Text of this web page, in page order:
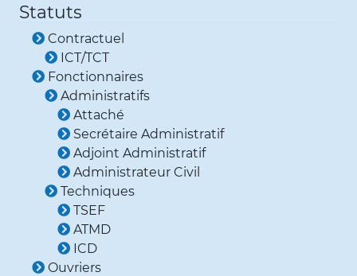
Statuts
Contractuel
ICT/TCT
Fonctionnaires
Administratifs
Attaché
Secrétaire Administratif
Adjoint Administratif
Administrateur Civil
Techniques
TSEF
ATMD
ICD
Ouvriers